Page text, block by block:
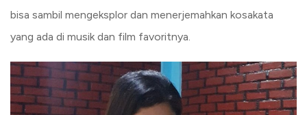
bisa sambil mengeksplor dan menerjemahkan kosakata
yang ada di musik dan film favoritnya.